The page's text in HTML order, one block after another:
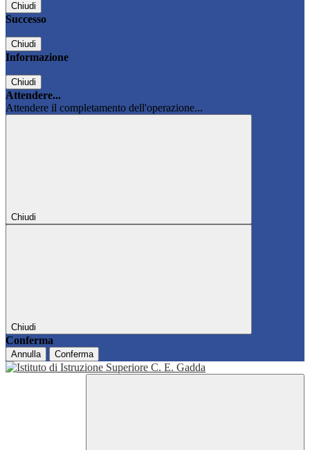
Chiudi
Successo
Chiudi
Informazione
Chiudi
Attendere...
Attendere il completamento dell'operazione...
Chiudi
Chiudi
Conferma
Annulla Conferma